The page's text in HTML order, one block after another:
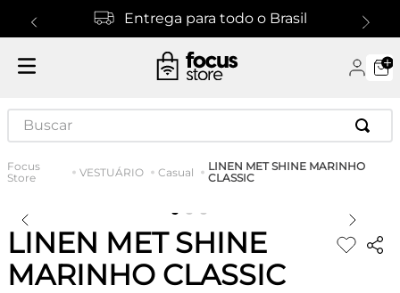
Entrega para todo o Brasil
Buscar
VESTUÁRIO Casual
LINEN MET SHINE MARINHO
CLASSIC
LINEN MET SHINE
MARINHO CLASSIC